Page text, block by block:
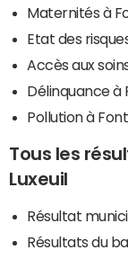
Maternités à
Etat des
Accès aux
Délinquance à
Pollution à
Tous les
Luxeuil
Résultat
Résultats du